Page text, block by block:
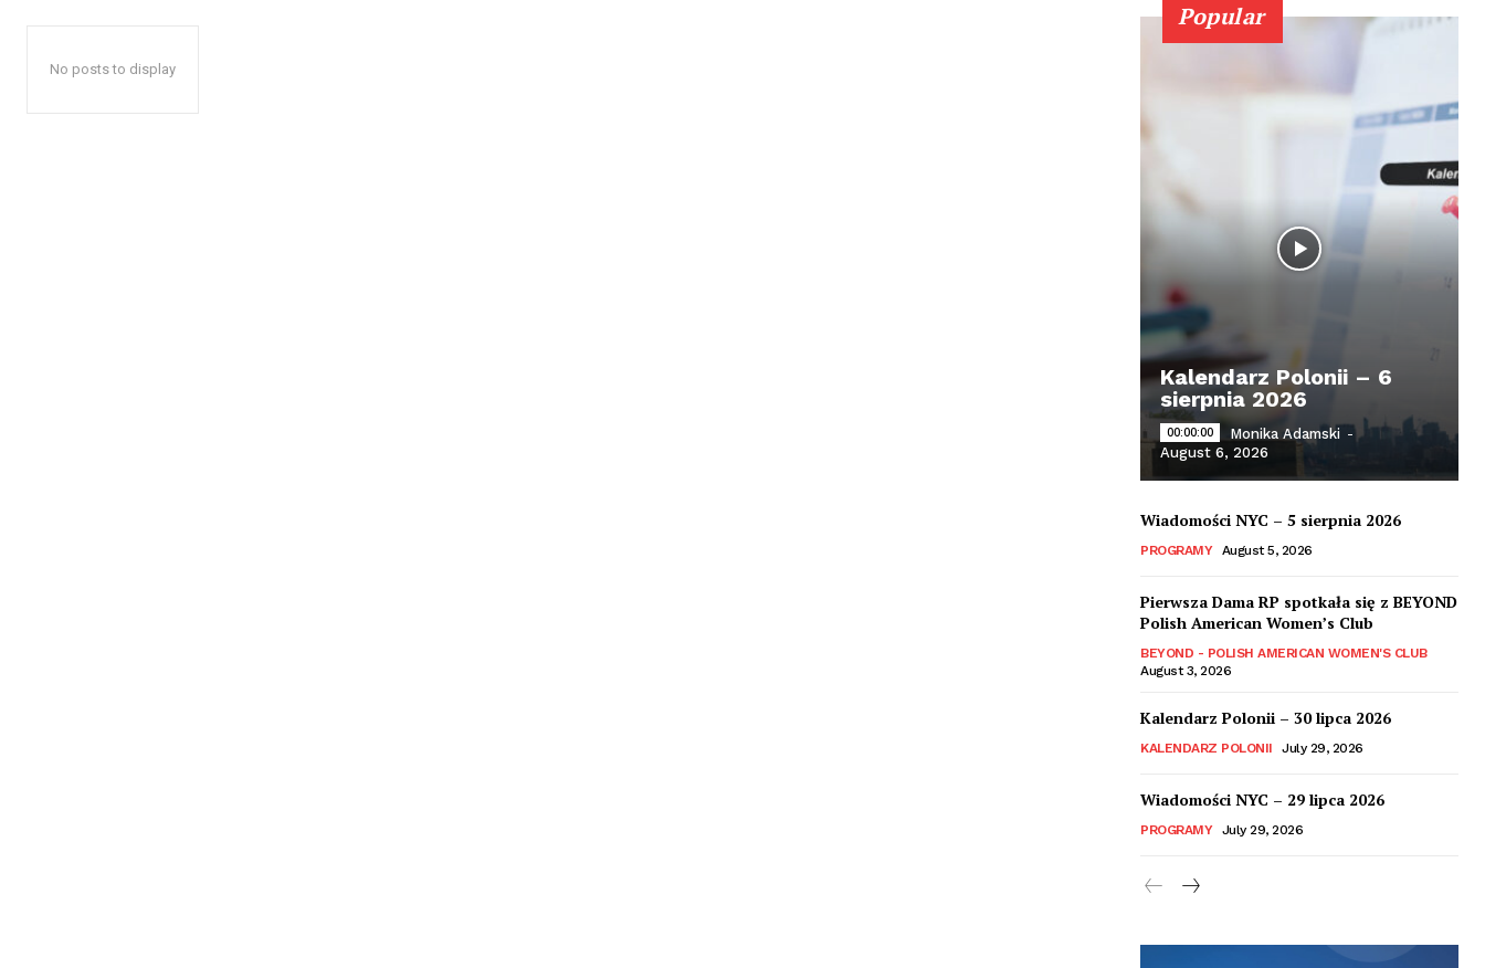
No posts to display
Popular
Kalendarz Polonii – 6
sierpnia 2026
00:00:00 Monika Adamski -
August 6, 2026
Wiadomości NYC – 5 sierpnia 2026
PROGRAMY August 5, 2026
Pierwsza Dama RP spotkała się z BEYOND
Polish American Women’s Club
BEYOND - POLISH AMERICAN WOMEN'S CLUB
August 3, 2026
Kalendarz Polonii – 30 lipca 2026
KALENDARZ POLONII July 29, 2026
Wiadomości NYC – 29 lipca 2026
PROGRAMY July 29, 2026